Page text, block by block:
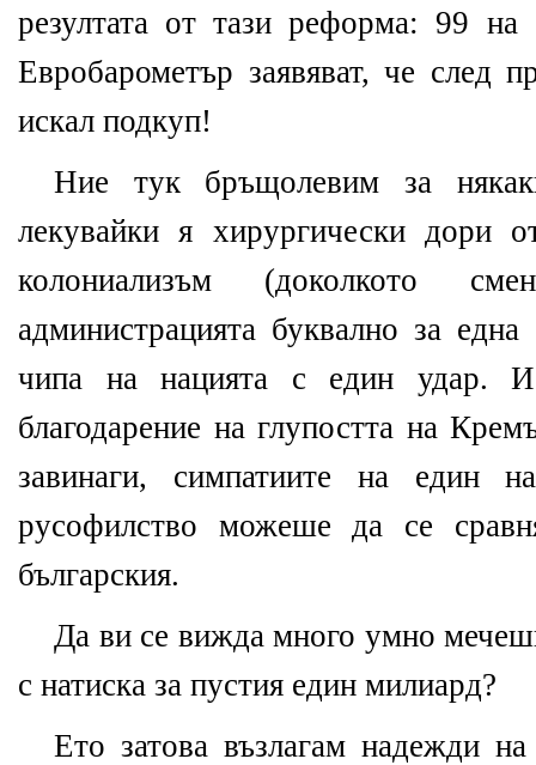
резултата от тази реформа: 99 на
Евробарометър заявяват, че след
искал подкуп!
Ние тук бръщолевим за
лекувайки я хирургически дори
колониализъм (доколкото
администрацията буквално за
чипа на нацията с един удар.
благодарение на глупостта на
завинаги, симпатиите на един
русофилство можеше да се
българския.
Да ви се вижда много умно
с натиска за пустия един милиард?
Ето затова възлагам надежди